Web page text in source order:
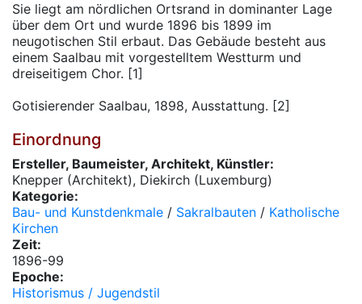
Sie liegt am nördlichen Ortsrand in dominanter Lage
über dem Ort und wurde 1896 bis 1899 im
neugotischen Stil erbaut. Das Gebäude besteht aus
einem Saalbau mit vorgestelltem Westturm und
dreiseitigem Chor. [1]
Gotisierender Saalbau, 1898, Ausstattung. [2]
Einordnung
Ersteller, Baumeister, Architekt, Künstler:
Knepper (Architekt), Diekirch (Luxemburg)
Kategorie:
Bau- und Kunstdenkmale / Sakralbauten / Katholische
Kirchen
Zeit:
1896-99
Epoche:
Historismus / Jugendstil